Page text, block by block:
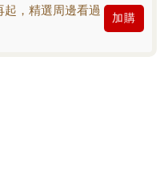
，精選周邊看過
加購